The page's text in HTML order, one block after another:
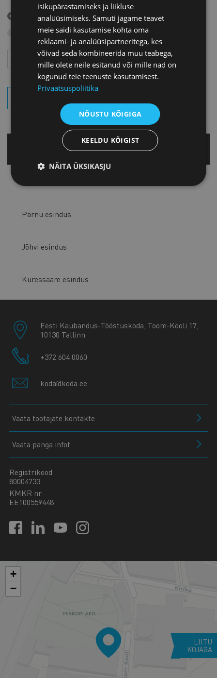
Tulevased sündmused
Otsi arhiivist
Kuu
Pärnu esindus
Jõhvi esindus
Kuressaare esindus
Eesti Kaubandus-Tööstuskoda, Toom-Kooli 17,
10130 Tallinn
+372 604 0060
koda@koda.ee
Vaata töötajate kontakte
Vaata panga infot
Registrikood
80004733
KMKR nr
EE100559448
+
−
LIITU
KOJAGA
isikupärastamiseks ja liikluse
analüüsimiseks. Samuti jagame teavet
meie saidi kasutamise kohta oma
reklaami- ja analüüsipartneritega, kes
võivad seda kombineerida muu teabega,
mille olete neile esitanud või mille nad on
kogunud teie teenuste kasutamisest.
Privaatsuspoliitika
NÕUSTU KÕIGIGA
KEELDU KÕIGIST
NÄITA ÜKSIKASJU